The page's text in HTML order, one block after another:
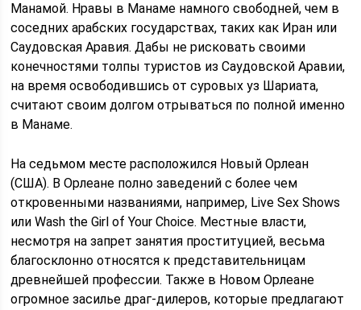
Манамой. Нравы в Манаме намного свободней, чем в
соседних арабских государствах, таких как Иран или
Саудовская Аравия. Дабы не рисковать своими
конечностями толпы туристов из Саудовской Аравии,
на время освободившись от суровых уз Шариата,
считают своим долгом отрываться по полной именно
в Манаме.
На седьмом месте расположился Новый Орлеан
(США). В Орлеане полно заведений с более чем
откровенными названиями, например, Live Sex Shows
или Wash the Girl of Your Choice. Местные власти,
несмотря на запрет занятия проституцией, весьма
благосклонно относятся к представительницам
древнейшей профессии. Также в Новом Орлеане
огромное засилье драг-дилеров, которые предлагают